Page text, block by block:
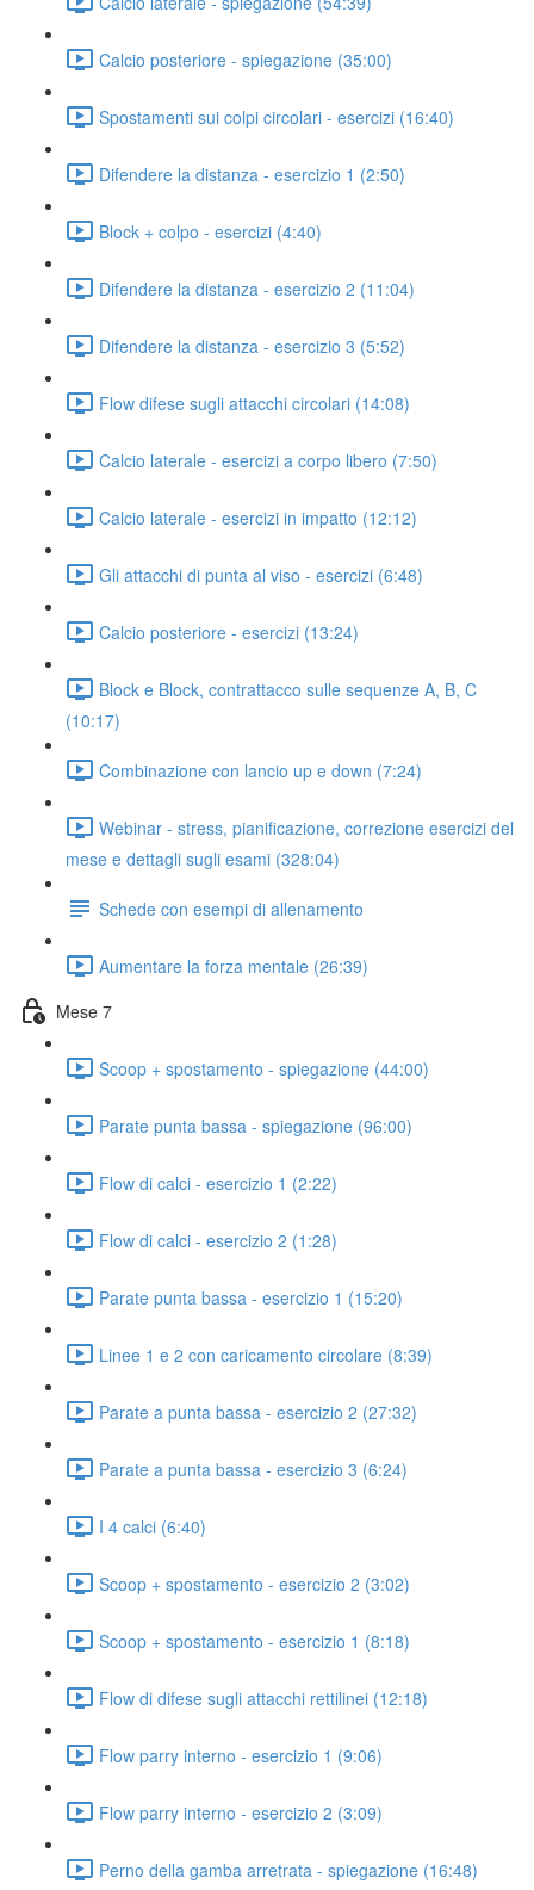
Calcio posteriore - spiegazione (35:00)
Spostamenti sui colpi circolari - esercizi (16:40)
Difendere la distanza - esercizio 1 (2:50)
Block + colpo - esercizi (4:40)
Difendere la distanza - esercizio 2 (11:04)
Difendere la distanza - esercizio 3 (5:52)
Flow difese sugli attacchi circolari (14:08)
Calcio laterale - esercizi a corpo libero (7:50)
Calcio laterale - esercizi in impatto (12:12)
Gli attacchi di punta al viso - esercizi (6:48)
Calcio posteriore - esercizi (13:24)
Block e Block, contrattacco sulle sequenze A, B, C
(10:17)
Combinazione con lancio up e down (7:24)
Webinar - stress, pianificazione, correzione esercizi del
mese e dettagli sugli esami (328:04)
Schede con esempi di allenamento
Aumentare la forza mentale (26:39)
Mese 7
Scoop + spostamento - spiegazione (44:00)
Parate punta bassa - spiegazione (96:00)
Flow di calci - esercizio 1 (2:22)
Flow di calci - esercizio 2 (1:28)
Parate punta bassa - esercizio 1 (15:20)
Linee 1 e 2 con caricamento circolare (8:39)
Parate a punta bassa - esercizio 2 (27:32)
Parate a punta bassa - esercizio 3 (6:24)
I 4 calci (6:40)
Scoop + spostamento - esercizio 2 (3:02)
Scoop + spostamento - esercizio 1 (8:18)
Flow di difese sugli attacchi rettilinei (12:18)
Flow parry interno - esercizio 1 (9:06)
Flow parry interno - esercizio 2 (3:09)
Perno della gamba arretrata - spiegazione (16:48)